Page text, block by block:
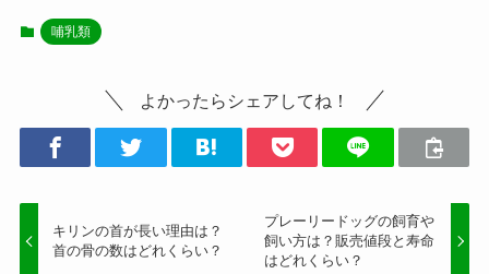
哺乳類
よかったらシェアしてね！
キリンの首が長い理由は？
首の骨の数はどれくらい？
プレーリードッグの飼育や
飼い方は？販売値段と寿命
はどれくらい？